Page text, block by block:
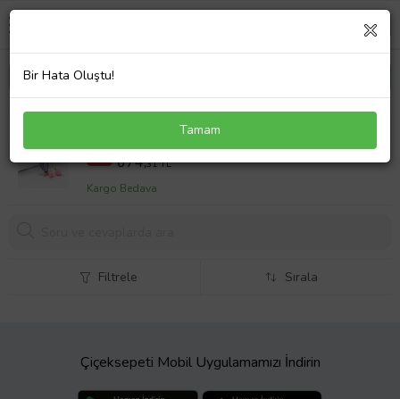
Şeker Pembesi Çerçeveli Nazar Boncuklu Renkli
Uçan Balon Salkım Anahtarlık (Standart)
%13 778,06 TL
674,31 TL
Kargo Bedava
Filtrele Sırala
Çiçeksepeti Mobil Uygulamamızı İndirin
Bir Hata Oluştu!
Tamam